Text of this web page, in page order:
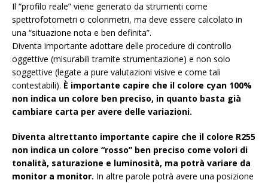
Il “profilo reale” viene generato da strumenti come
spettrofotometri o colorimetri, ma deve essere calcolato in
una “situazione nota e ben definita”.
Diventa importante adottare delle procedure di controllo
oggettive (misurabili tramite strumentazione) e non solo
soggettive (legate a pure valutazioni visive e come tali
contestabili). È importante capire che il colore cyan 100%
non indica un colore ben preciso, in quanto basta già
cambiare carta per avere delle variazioni.
Diventa altrettanto importante capire che il colore R255
non indica un colore “rosso” ben preciso come volori di
tonalità, saturazione e luminosità, ma potrà variare da
monitor a monitor. In altre parole potrà avere una posizione